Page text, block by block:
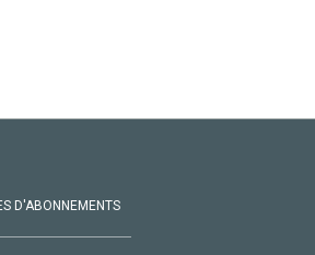
D'ABONNEMENTS